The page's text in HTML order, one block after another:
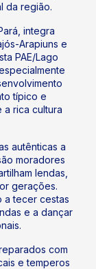
da região.
integra
Arapiuns e
PAE/Lago
típico e
rica cultura
autênticas a
moradores
lendas,
gerações.
a tecer cestas
e a dançar
com
e temperos